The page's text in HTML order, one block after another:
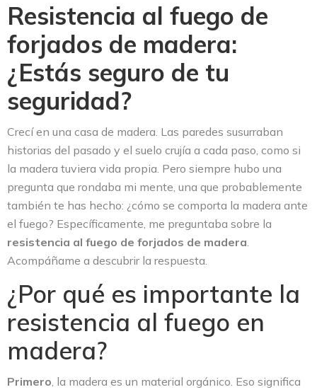
Resistencia al fuego de
forjados de madera:
¿Estás seguro de tu
seguridad?
Crecí en una casa de madera. Las paredes susurraban
historias del pasado y el suelo crujía a cada paso, como si
la madera tuviera vida propia. Pero siempre hubo una
pregunta que rondaba mi mente, una que probablemente
también te has hecho: ¿cómo se comporta la madera ante
el fuego? Específicamente, me preguntaba sobre la
resistencia al fuego de forjados de madera.
Acompáñame a descubrir la respuesta.
¿Por qué es importante la
resistencia al fuego en
madera?
Primero, la madera es un material orgánico. Eso significa